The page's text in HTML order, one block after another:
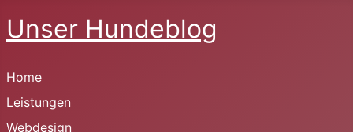
Unser Hundeblog
Home
Leistungen
Webdesign